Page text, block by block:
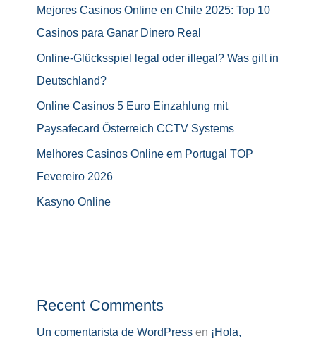
Mejores Casinos Online en Chile 2025: Top 10
Casinos para Ganar Dinero Real
Online-Glücksspiel legal oder illegal? Was gilt in
Deutschland?
Online Casinos 5 Euro Einzahlung mit
Paysafecard Österreich CCTV Systems
Melhores Casinos Online em Portugal TOP
Fevereiro 2026
Kasyno Online
Recent Comments
Un comentarista de WordPress en ¡Hola,